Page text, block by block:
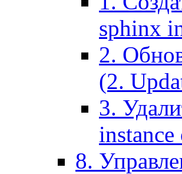
sphinx
2.
(2.
3.
8.